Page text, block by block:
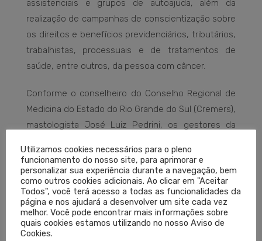
assistenciais e grupos de autoajuda, além da
realização de campanhas de conscientização sobre
os direitos e benefícios previdenciários, tributários,
trabalhistas, processuais e de tratamentos de
saúde, entre outros, da pessoa com câncer.
Conforme o conselheiro do Conselho Regional de
Medicina do Estado do Rio Grande do Sul (Cremers),
mastologista José Luiz Pedrini, os gestores da
atenção especial a esse grupo de pacientes cada
vez maior no Brasil, uma vez que o câncer
diagnosticado precocemente e com tratamento
imediato tem maior chance de cura.
“A sociedade civil e a classe médica devem ter as
Utilizamos cookies necessários para o pleno
funcionamento do nosso site, para aprimorar e
personalizar sua experiência durante a navegação, bem
como outros cookies adicionais. Ao clicar em "Aceitar
Todos", você terá acesso a todas as funcionalidades da
página e nos ajudará a desenvolver um site cada vez
melhor. Você pode encontrar mais informações sobre
quais cookies estamos utilizando no nosso Aviso de
Cookies.